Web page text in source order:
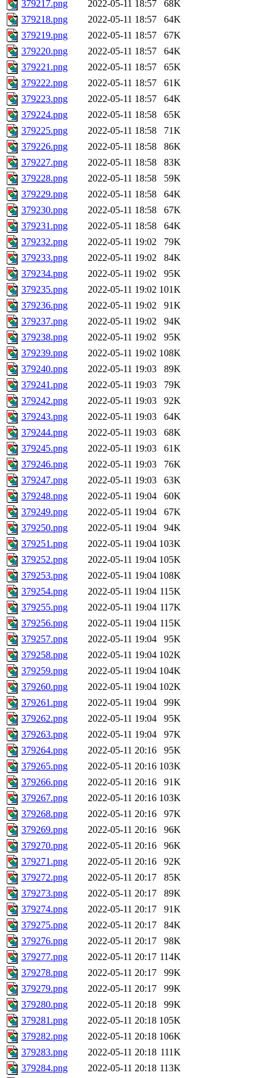
379217.png 2022-05-11 18:57
68K
379218.png
2022-05-11 18:57
64K
379219.png
2022-05-11 18:57
67K
379220.png
2022-05-11 18:57
64K
379221.png
2022-05-11 18:57
65K
379222.png
2022-05-11 18:57
61K
379223.png
2022-05-11 18:57
64K
379224.png
2022-05-11 18:58
65K
379225.png
2022-05-11 18:58
71K
379226.png
2022-05-11 18:58
86K
379227.png
2022-05-11 18:58
83K
379228.png
2022-05-11 18:58
59K
379229.png
2022-05-11 18:58
64K
379230.png
2022-05-11 18:58
67K
379231.png
2022-05-11 18:58
64K
379232.png
2022-05-11 19:02
79K
379233.png
2022-05-11 19:02
84K
379234.png
2022-05-11 19:02
95K
379235.png
2022-05-11 19:02 101K
379236.png
2022-05-11 19:02
91K
379237.png
2022-05-11 19:02
94K
379238.png
2022-05-11 19:02
95K
379239.png
2022-05-11 19:02 108K
379240.png
2022-05-11 19:03
89K
379241.png
2022-05-11 19:03
79K
379242.png
2022-05-11 19:03
92K
379243.png
2022-05-11 19:03
64K
379244.png
2022-05-11 19:03
68K
379245.png
2022-05-11 19:03
61K
379246.png
2022-05-11 19:03
76K
379247.png
2022-05-11 19:03
63K
379248.png
2022-05-11 19:04
60K
379249.png
2022-05-11 19:04
67K
379250.png
2022-05-11 19:04
94K
379251.png
2022-05-11 19:04 103K
379252.png
2022-05-11 19:04 105K
379253.png
2022-05-11 19:04 108K
379254.png
2022-05-11 19:04 115K
379255.png
2022-05-11 19:04 117K
379256.png
2022-05-11 19:04 115K
379257.png
2022-05-11 19:04
95K
379258.png
2022-05-11 19:04 102K
379259.png
2022-05-11 19:04 104K
379260.png
2022-05-11 19:04 102K
379261.png
2022-05-11 19:04
99K
379262.png
2022-05-11 19:04
95K
379263.png
2022-05-11 19:04
97K
379264.png
2022-05-11 20:16
95K
379265.png
2022-05-11 20:16 103K
379266.png
2022-05-11 20:16
91K
379267.png
2022-05-11 20:16 103K
379268.png
2022-05-11 20:16
97K
379269.png
2022-05-11 20:16
96K
379270.png
2022-05-11 20:16
96K
379271.png
2022-05-11 20:16
92K
379272.png
2022-05-11 20:17
85K
379273.png
2022-05-11 20:17
89K
379274.png
2022-05-11 20:17
91K
379275.png
2022-05-11 20:17
84K
379276.png
2022-05-11 20:17
98K
379277.png
2022-05-11 20:17 114K
379278.png
2022-05-11 20:17
99K
379279.png
2022-05-11 20:17
99K
379280.png
2022-05-11 20:18
99K
379281.png
2022-05-11 20:18 105K
379282.png
2022-05-11 20:18 106K
379283.png
2022-05-11 20:18 111K
379284.png
2022-05-11 20:18 113K